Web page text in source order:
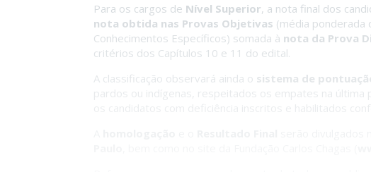
Para os cargos de Nível Superior, a nota final dos
nota obtida nas Provas Objetivas (média ponderada
Conhecimentos Específicos) somada à nota da Prova
critérios dos Capítulos 10 e 11 do edital.
A classificação observará ainda o sistema de
pardos ou indígenas, respeitados os empates na última